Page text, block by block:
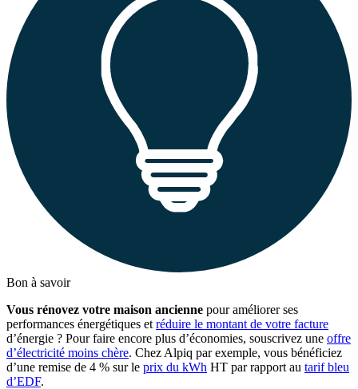
Bon à savoir
Vous rénovez votre maison ancienne pour améliorer ses
performances énergétiques et réduire le montant de votre facture
d’énergie ? Pour faire encore plus d’économies, souscrivez une offre
d’électricité moins chère. Chez Alpiq par exemple, vous bénéficiez
d’une remise de 4 % sur le prix du kWh HT par rapport au tarif bleu
d’EDF.